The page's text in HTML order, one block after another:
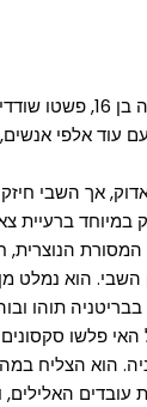
פטריק גדל במשפחה רגילה
עוד אלפי
אך השבי
ברעיית
הנוצרית,
השבי. הוא נמלט
תוהו
פלשו סקסונים
הוא הצליח
עובדים האלילים,